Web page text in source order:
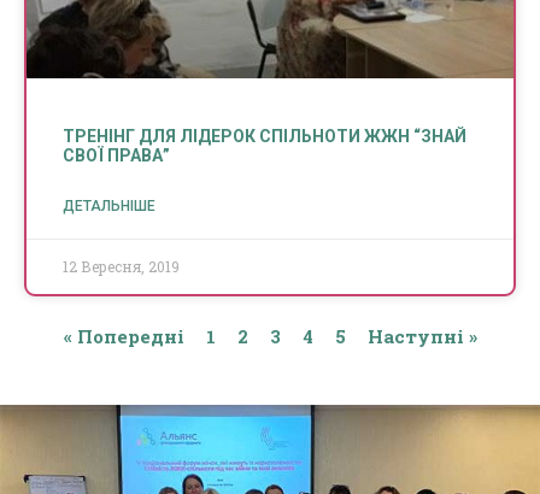
ТРЕНІНГ ДЛЯ ЛІДЕРОК СПІЛЬНОТИ ЖЖН “ЗНАЙ
СВОЇ ПРАВА”
ДЕТАЛЬНІШЕ
12 Вересня, 2019
« Попередні 1 2 3 4 5 Наступні »